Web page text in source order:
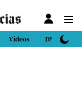
Vídeos DN Sport